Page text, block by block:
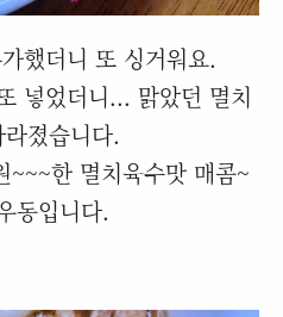
했더니 또 싱거워요.
넣었더니... 맑았던 멸치
졌습니다.
~~~한 멸치육수맛 매콤~
동입니다.